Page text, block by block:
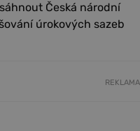
Česká národní
úrokových sazeb
REKLAMA